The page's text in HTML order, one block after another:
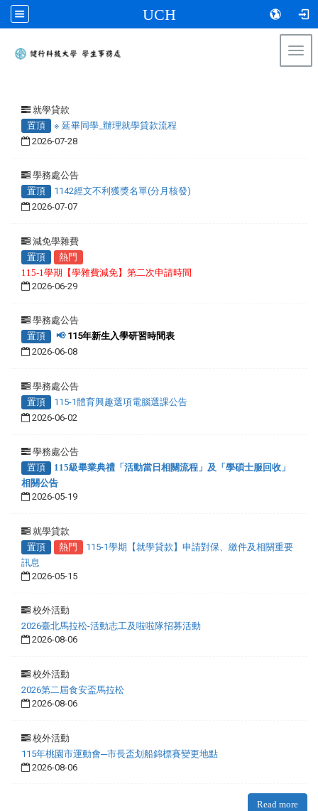
UCH
就學貸款
置頂
※ 延畢同學_辦理就學貸款流程
2026-07-28
學務處公告
置頂
1142經文不利獲獎名單(分月核發)
2026-07-07
減免學雜費
置頂
熱門
115-1學期【學雜費減免】第二次申請時間
2026-06-29
學務處公告
置頂
📢115年新生入學研習時間表
2026-06-08
學務處公告
置頂
115-1體育興趣選項電腦選課公告
2026-06-02
學務處公告
置頂
115級畢業典禮「活動當日相關流程」及「學碩士服回收」
相關公告
2026-05-19
就學貸款
置頂
熱門
115-1學期【就學貸款】申請對保、繳件及相關重要
訊息
2026-05-15
校外活動
2026臺北馬拉松-活動志工及啦啦隊招募活動
2026-08-06
校外活動
2026第二屆食安盃馬拉松
2026-08-06
校外活動
115年桃園市運動會─市長盃划船錦標賽變更地點
2026-08-06
Read more